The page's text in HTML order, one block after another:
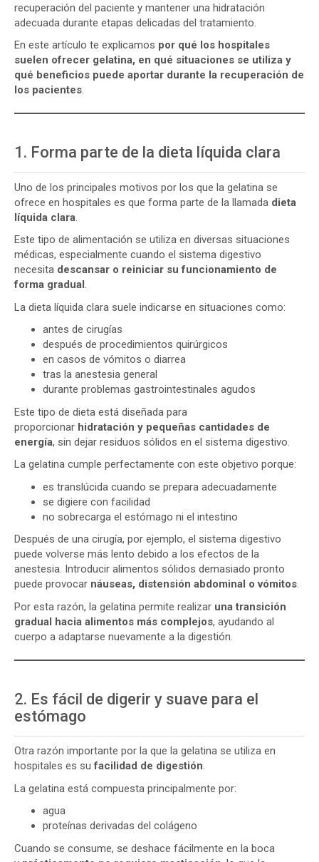
recuperación del paciente y mantener una hidratación
adecuada durante etapas delicadas del tratamiento.
En este artículo te explicamos por qué los hospitales
suelen ofrecer gelatina, en qué situaciones se utiliza y
qué beneficios puede aportar durante la recuperación de
los pacientes.
1. Forma parte de la dieta líquida clara
Uno de los principales motivos por los que la gelatina se
ofrece en hospitales es que forma parte de la llamada dieta
líquida clara
Este tipo de alimentación se utiliza en diversas situaciones
médicas, especialmente cuando el sistema digestivo
necesita descansar o reiniciar su funcionamiento de
forma gradual.
La dieta líquida clara suele indicarse en situaciones como:
antes de cirugías
después de procedimientos quirúrgicos
en casos de vómitos o diarrea
tras la anestesia general
durante problemas gastrointestinales agudos
Este tipo de dieta está diseñada para
proporcionar hidratación y pequeñas cantidades de
energía, sin dejar residuos sólidos en el sistema digestivo.
La gelatina cumple perfectamente con este objetivo porque:
es translúcida cuando se prepara adecuadamente
se digiere con facilidad
no sobrecarga el estómago ni el intestino
Después de una cirugía, por ejemplo, el sistema digestivo
puede volverse más lento debido a los efectos de la
anestesia. Introducir alimentos sólidos demasiado pronto
puede provocar náuseas, distensión abdominal o vómitos.
Por esta razón, la gelatina permite realizar una transición
gradual hacia alimentos más complejos, ayudando al
cuerpo a adaptarse nuevamente a la digestión.
2. Es fácil de digerir y suave para el
estómago
Otra razón importante por la que la gelatina se utiliza en
hospitales es sufacilidad de digestión.
La gelatina está compuesta principalmente por:
agua
proteínas derivadas del colágeno
Cuando se consume, se deshace fácilmente en la boca